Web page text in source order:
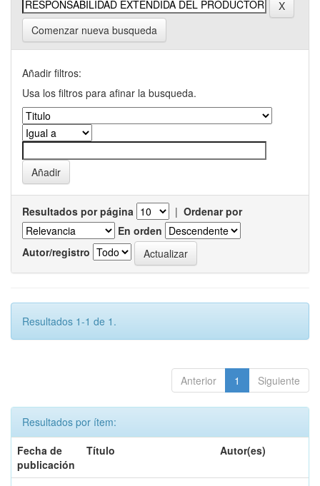
Comenzar nueva busqueda
Añadir filtros:
Usa los filtros para afinar la busqueda.
Resultados por página | Ordenar por
En orden
Autor/registro
Resultados 1-1 de 1.
Anterior 1 Siguiente
Resultados por ítem:
Fecha de
publicación
Título Autor(es)